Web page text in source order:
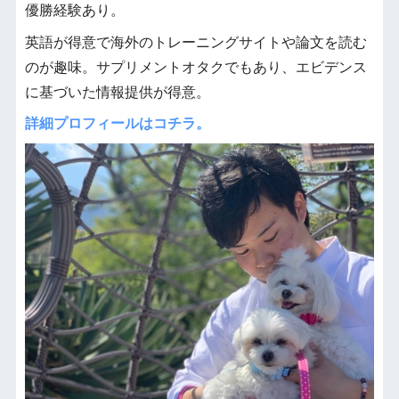
優勝経験あり。
英語が得意で海外のトレーニングサイトや論文を読む
のが趣味。サプリメントオタクでもあり、エビデンス
に基づいた情報提供が得意。
詳細プロフィールはコチラ。